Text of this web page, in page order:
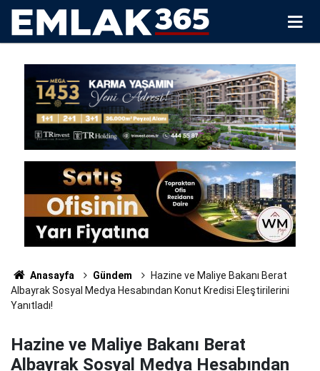
Anasayfa Gündem
Hazine ve Maliye Bakanı Berat
Albayrak Sosyal Medya Hesabından Konut Kredisi Eleştirilerini
Yanıtladı!
Hazine ve Maliye Bakanı Berat
Albayrak Sosyal Medya Hesabından